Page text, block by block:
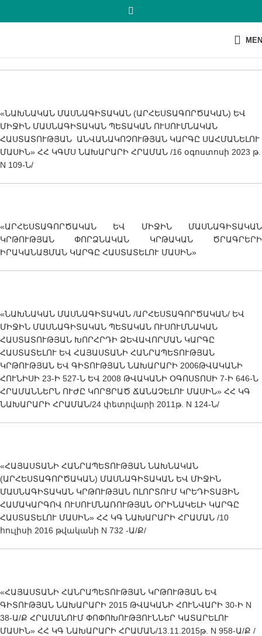
«ՆԱԽՆԱԿԱՆ ՄԱՍՆԱԳԻՏԱԿԱՆ (ԱՐՀԵՍՏԱԳՈՐԾԱԿԱՆ) ԵՎ
ՄԻՋԻՆ ՄԱՍՆԱԳԻՏԱԿԱՆ ՊԵՏԱԿԱՆ ՈՒՍՈՒՄՆԱԿԱՆ
ՀԱՍՏԱՏՈՒԹՅԱՆ ԱՆՎԱՆԱԿՈՉՈՒԹՅԱՆ ԿԱՐԳԸ ՍԱՀՄԱՆԵԼՈՒ
ՄԱՍԻՆ» ՀՀ ԿԳՄՍ ՆԱԽԱՐԱՐԻ ՀՐԱՄԱՆ /16 օգոստոսի 2023 թ.
N 109-Ն/
«ԱՐՀԵՍՏԱԳՈՐԾԱԿԱՆ ԵՎ ՄԻՋԻՆ ՄԱՍՆԱԳԻՏԱԿԱՆ
ԿՐԹՈՒԹՅԱՆ ՓՈՐՁՆԱԿԱՆ ԿՐԹԱԿԱՆ ԾՐԱԳՐԵՐԻ
ԻՐԱԿԱՆԱՑՄԱՆ ԿԱՐԳԸ ՀԱՍՏԱՏԵԼՈՒ ՄԱՍԻՆ»
«ՆԱԽՆԱԿԱՆ ՄԱՍՆԱԳԻՏԱԿԱՆ /ԱՐՀԵՍՏԱԳՈՐԾԱԿԱՆ/ ԵՎ
ՄԻՋԻՆ ՄԱՍՆԱԳԻՏԱԿԱՆ ՊԵՏԱԿԱՆ ՈՒՍՈՒՄՆԱԿԱՆ
ՀԱՍՏԱՏՈՒԹՅԱՆ ԽՈՐՀՐԴԻ ՁԵՎԱՎՈՐՄԱՆ ԿԱՐԳԸ
ՀԱՍՏԱՏԵԼՈՒ ԵՎ ՀԱՅԱՍՏԱՆԻ ՀԱՆՐԱՊԵՏՈՒԹՅԱՆ
ԿՐԹՈՒԹՅԱՆ ԵՎ ԳԻՏՈՒԹՅԱՆ ՆԱԽԱՐԱՐԻ 2006ԹՎԱԿԱՆԻ
ՀՈՒՆԻՍԻ 23-Ի 527-Ն ԵՎ 2008 ԹՎԱԿԱՆԻ ՕԳՈՍՏՈՍԻ 7-Ի 646-Ն
ՀՐԱՄԱՆՆԵՐՆ ՈՒԺԸ ԿՈՐՑՐԱԾ ՃԱՆԱՉԵԼՈՒ ՄԱՍԻՆ» ՀՀ ԿԳ
ՆԱԽԱՐԱՐԻ ՀՐԱՄԱՆ/24 փետրվարի 2011թ. N 124-Ն/
«ՀԱՅԱՍՏԱՆԻ ՀԱՆՐԱՊԵՏՈՒԹՅԱՆ ՆԱԽՆԱԿԱՆ
(ԱՐՀԵՍՏԱԳՈՐԾԱԿԱՆ) ՄԱՍՆԱԳԻՏԱԿԱՆ ԵՎ ՄԻՋԻՆ
ՄԱՍՆԱԳԻՏԱԿԱՆ ԿՐԹՈՒԹՅԱՆ ՈԼՈՐՏՈՒՄ ԿՐԵԴԻՏԱՅԻՆ
ՀԱՄԱԿԱՐԳՈՎ ՈՒՍՈՒՄՆԱՌՈՒԹՅԱՆ ՕՐԻՆԱԿԵԼԻ ԿԱՐԳԸ
ՀԱՍՏԱՏԵԼՈՒ ՄԱՍԻՆ» ՀՀ ԿԳ ՆԱԽԱՐԱՐԻ ՀՐԱՄԱՆ /10
հուլիսի 2016 թվականի N 732 -Ա/Ք/
«ՀԱՅԱՍՏԱՆԻ ՀԱՆՐԱՊԵՏՈՒԹՅԱՆ ԿՐԹՈՒԹՅԱՆ ԵՎ
ԳԻՏՈՒԹՅԱՆ ՆԱԽԱՐԱՐԻ 2015 ԹՎԱԿԱՆԻ ՀՈՒՆՎԱՐԻ 30-Ի N
38-Ա/Ք ՀՐԱՄԱՆՈՒՄ ՓՈՓՈԽՈՒԹՅՈՒՆՆԵՐ ԿԱՏԱՐԵԼՈՒ
ՄԱՍԻՆ» ՀՀ ԿԳ ՆԱԽԱՐԱՐԻ ՀՐԱՄԱՆ/13.11.2015թ. N 958-Ա/Ք /